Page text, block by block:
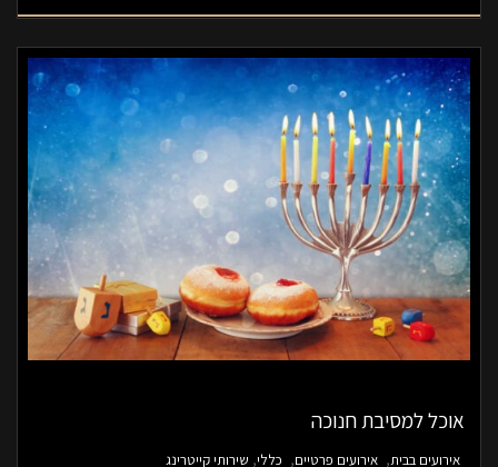
אוכל למסיבת חנוכה
אירועים בבית אירועים פרטיים כללי שירותי קייטרינג